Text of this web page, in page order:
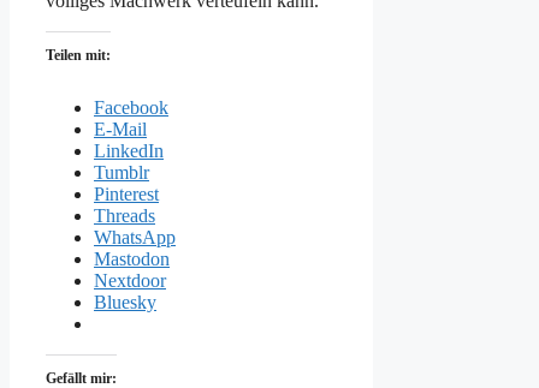
Teilen mit:
Facebook
E-Mail
LinkedIn
Tumblr
Pinterest
Threads
WhatsApp
Mastodon
Nextdoor
Bluesky
Gefällt mir: